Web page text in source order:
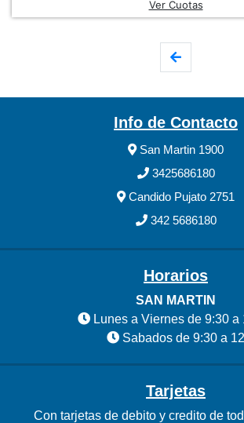
Ver Cuotas
Info de Contacto
San Martin 1900
3425686180
Candido Pujato 2751
342 5686180
Horarios
SAN MARTIN
Lunes a Viernes de 9:30 a
Sabados de 9:30 a 12
Tarjetas
Con tarjetas de debito y credito de